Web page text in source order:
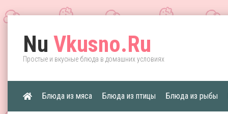
Nu Vkusno.Ru
Простые и вкусные блюда в домашних условиях
Блюда из мяса Блюда из птицы Блюда из рыбы